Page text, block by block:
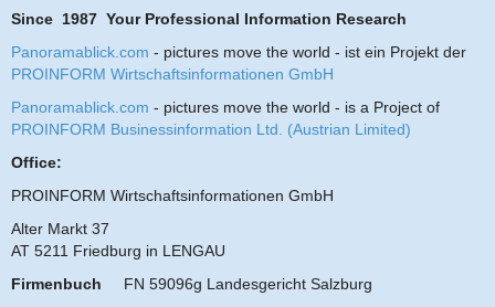
Since 1987 Your Professional Information Research
Panoramablick.com - pictures move the world - ist ein Projekt der
PROINFORM Wirtschaftsinformationen GmbH
Panoramablick.com - pictures move the world - is a Project of
PROINFORM Businessinformation Ltd. (Austrian Limited)
Office:
PROINFORM Wirtschaftsinformationen GmbH
Alter Markt 37
AT 5211 Friedburg in LENGAU
Firmenbuch FN 59096g Landesgericht Salzburg